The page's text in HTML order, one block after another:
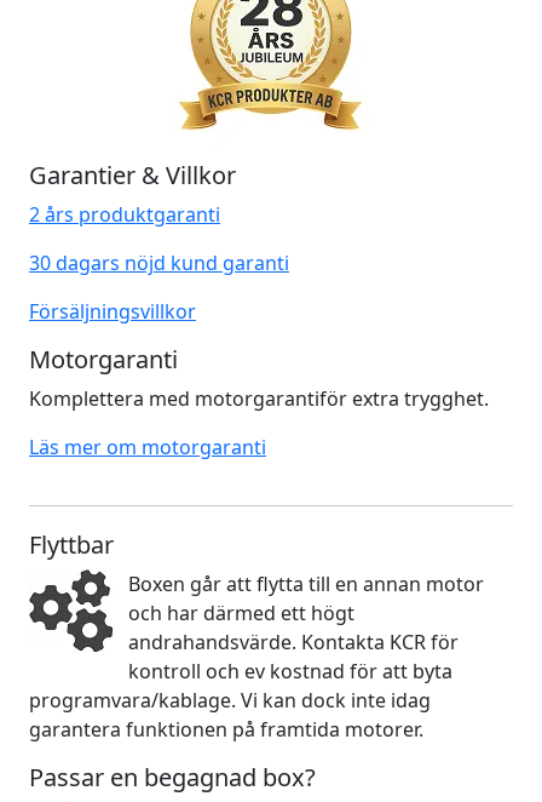
Garantier & Villkor
2 års produktgaranti
30 dagars nöjd kund garanti
Försäljningsvillkor
Motorgaranti
Komplettera med motorgarantiför extra trygghet.
Läs mer om motorgaranti
Flyttbar
Boxen går att flytta till en annan motor
och har därmed ett högt
andrahandsvärde. Kontakta KCR för
kontroll och ev kostnad för att byta
programvara/kablage. Vi kan dock inte idag
garantera funktionen på framtida motorer.
Passar en begagnad box?